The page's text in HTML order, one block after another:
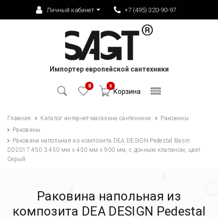
Личный кабинет +7 (495) 320-90-97
Импортер европейской сантехники
0 0
Корзина
Главная Каталог интернет-магазина сантехники
Раковины
Раковины
Раковина напольная из композита DEA DESIGN Pedestal Basin
DD2017 450 3 450 мм х 450 мм х 900 мм, с донным клапаном, цвет
Серый
Раковина напольная из
композита DEA DESIGN Pedestal